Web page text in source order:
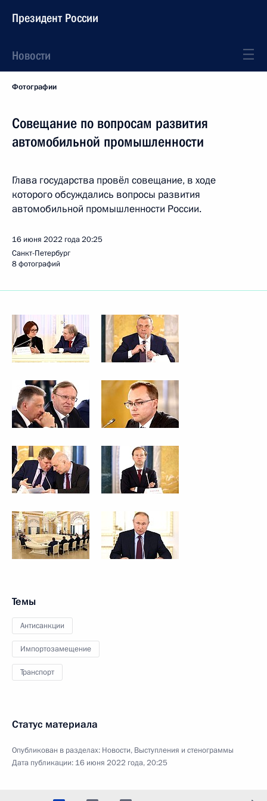
Президент России
Новости
Фотографии
Совещание по вопросам развития
автомобильной промышленности
Глава государства провёл совещание, в ходе
которого обсуждались вопросы развития
автомобильной промышленности России.
16 июня 2022 года20:25
Санкт-Петербург
8 фотографий
Темы
Антисанкции
Импортозамещение
Транспорт
Статус материала
Опубликован в разделах: Новости, Выступления и стенограммы
Дата публикации: 16 июня 2022 года, 20:25